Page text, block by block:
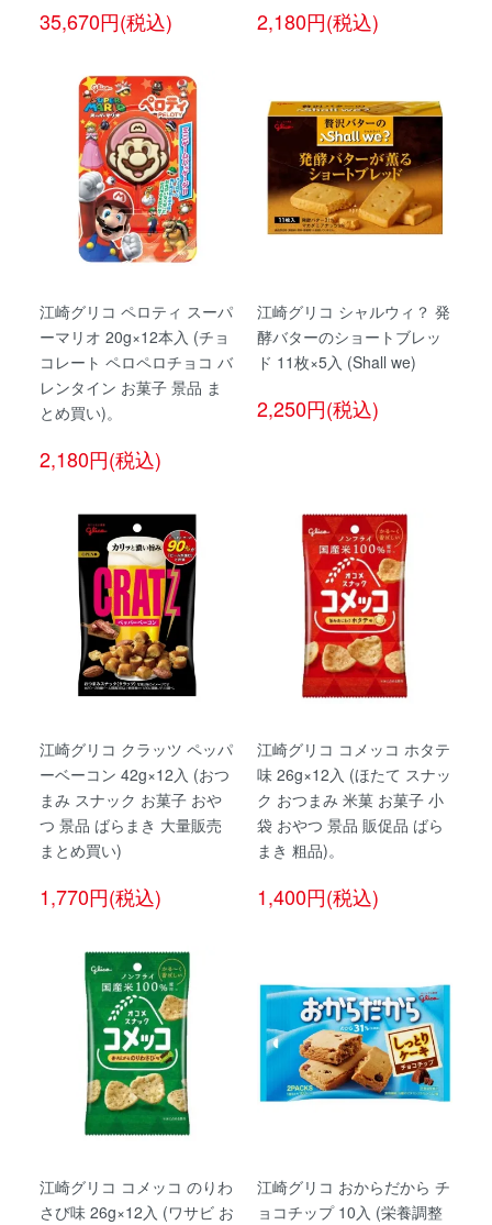
35,670円(税込) 2,180円(税込)
江崎グリコ ペロティ スーパ
ーマリオ 20g×12本入 (チョ
コレート ペロペロチョコ バ
レンタイン お菓子 景品 ま
とめ買い)。
2,180円(税込)
江崎グリコ シャルウィ？ 発
酵バターのショートブレッ
ド 11枚×5入 (Shall we)
2,250円(税込)
江崎グリコ クラッツ ペッパ
ーベーコン 42g×12入 (おつ
まみ スナック お菓子 おや
つ 景品 ばらまき 大量販売
まとめ買い)
1,770円(税込)
江崎グリコ コメッコ ホタテ
味 26g×12入 (ほたて スナッ
ク おつまみ 米菓 お菓子 小
袋 おやつ 景品 販促品 ばら
まき 粗品)。
1,400円(税込)
江崎グリコ コメッコ のりわ
さび味 26g×12入 (ワサビ お
江崎グリコ おからだから チ
ョコチップ 10入 (栄養調整